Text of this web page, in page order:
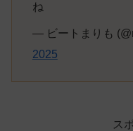
ね
— ビートまりも
2025
ス